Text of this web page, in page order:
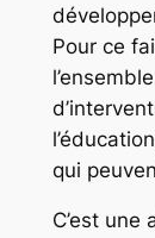
Pour ce
qui
C’est